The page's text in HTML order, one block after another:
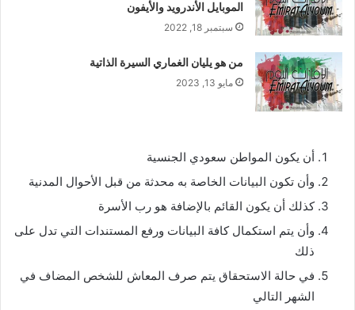
الموبايل الأندرويد والأيفون
سبتمبر 18, 2022
من هو يليان الغماري السيرة الذاتية
مايو 13, 2023
أن يكون المواطن سعودي الجنسية
وأن تكون البيانات الخاصة به محدثة من قبل الأحوال المدنية
كذلك أن يكون القائم بالإضافة هو رب الأسرة
وأن يتم استكمال كافة البيانات ورفع المستندات التي تدل على
ذلك
في حالة الاستحقاق يتم صرف المعاش للشخص المضاف في
الشهر التالي